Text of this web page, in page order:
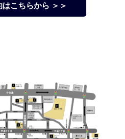
こちらから ＞＞